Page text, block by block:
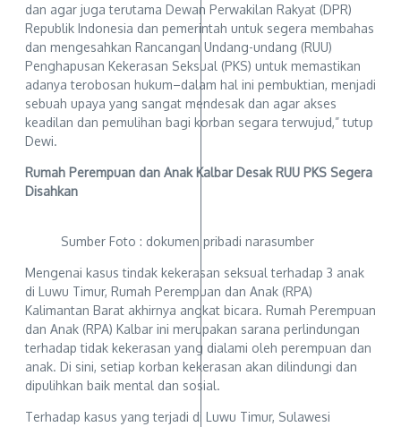
dan agar juga terutama Dewan Perwakilan Rakyat (DPR)
Republik Indonesia dan pemerintah untuk segera membahas
dan mengesahkan Rancangan Undang-undang (RUU)
Penghapusan Kekerasan Seksual (PKS) untuk memastikan
adanya terobosan hukum–dalam hal ini pembuktian, menjadi
sebuah upaya yang sangat mendesak dan agar akses
keadilan dan pemulihan bagi korban segara terwujud,” tutup
Dewi.
Rumah Perempuan dan Anak Kalbar Desak RUU PKS Segera
Disahkan
Sumber Foto : dokumen pribadi narasumber
Mengenai kasus tindak kekerasan seksual terhadap 3 anak
di Luwu Timur, Rumah Perempuan dan Anak (RPA)
Kalimantan Barat akhirnya angkat bicara. Rumah Perempuan
dan Anak (RPA) Kalbar ini merupakan sarana perlindungan
terhadap tidak kekerasan yang dialami oleh perempuan dan
anak. Di sini, setiap korban kekerasan akan dilindungi dan
dipulihkan baik mental dan sosial.
Terhadap kasus yang terjadi di Luwu Timur, Sulawesi